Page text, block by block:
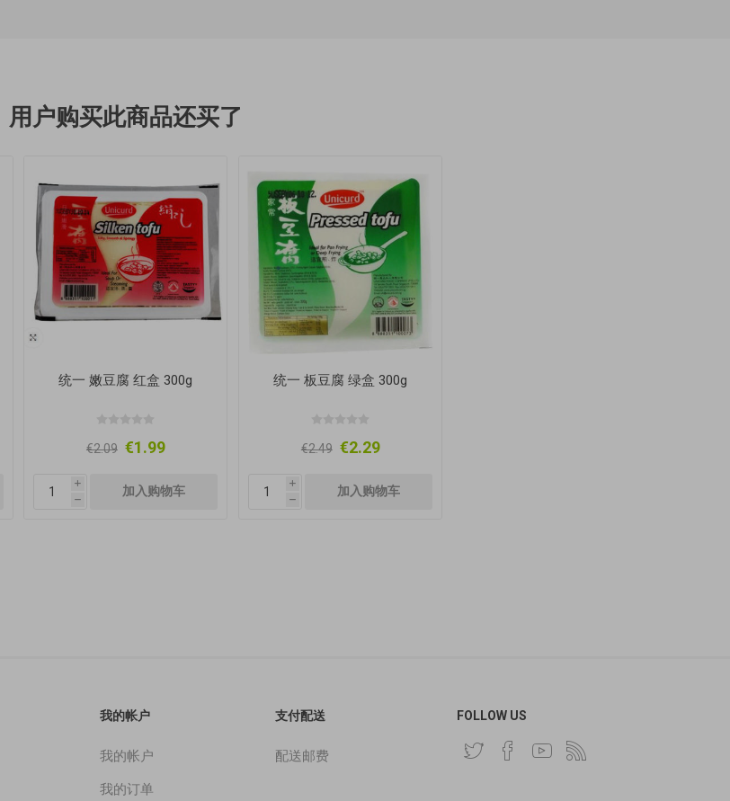
用户购买此商品还买了
统一 嫩豆腐 红盒 300g
€2.09 €1.99
i
h
统一 板豆腐 绿盒 300g
€2.49 €2.29
i
h
我的帐户
我的帐户
我的订单
支付配送
配送邮费
FOLLOW US